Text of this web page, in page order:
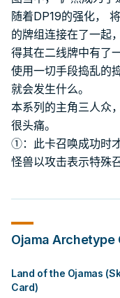
随着DP19的强化，
的牌组连接在了一起
得其在二线牌中有了
使用一切手段捣乱的
就会发生什么。
本系列的主角三人众
很头痛。
①：此卡召唤成功时
怪兽以攻击表示特殊召
Ojama Archetype
Land of the Ojamas
Card)